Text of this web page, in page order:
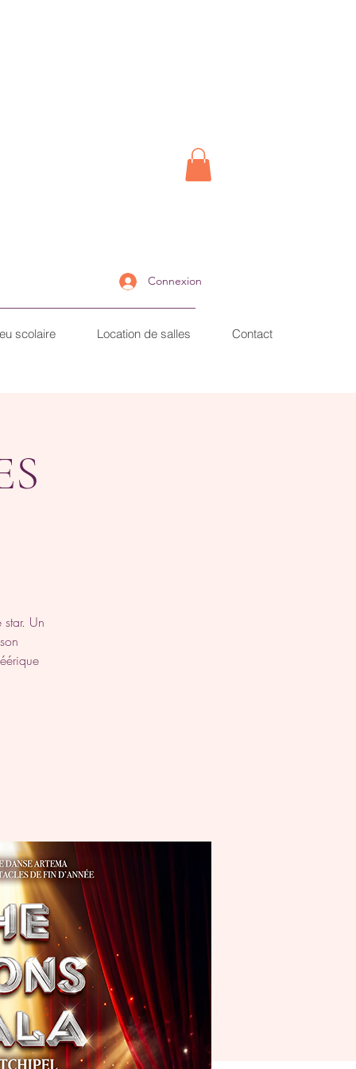
Connexion
scolaire Location de salles Contact
Un